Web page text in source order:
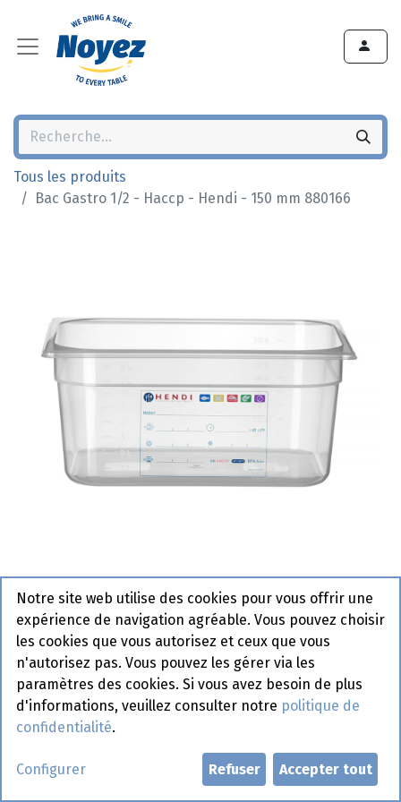
Tous les produits
Bac Gastro 1/2 - Haccp - Hendi - 150 mm 880166
Bac Gastro 1/2 - Haccp - Hendi -
150 mm 880166
Demander un compte
Notre site web utilise des cookies pour vous offrir une
expérience de navigation agréable. Vous pouvez choisir
les cookies que vous autorisez et ceux que vous
n'autorisez pas. Vous pouvez les gérer via les
paramètres des cookies. Si vous avez besoin de plus
d'informations, veuillez consulter notre politique de
confidentialité.
Configurer Refuser Accepter tout